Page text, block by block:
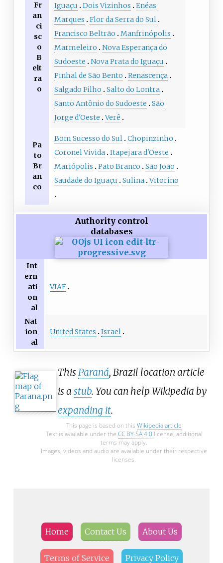
Fr
an
ci
sc
o
B
elt
ra
o
Iguaçu
Dois Vizinhos
Enéas
Marques
Flor da Serra do Sul
Francisco Beltrão
Manfrinópolis
Marmeleiro
Nova Esperança do
Sudoeste
Nova Prata do Iguaçu
Pinhal de São Bento
Renascença
Salgado Filho
Salto do Lontra
Santo Antônio do Sudoeste
São
Jorge d'Oeste Verê
Pa
to
Br
an
co
Bom Sucesso do Sul Chopinzinho
Coronel Vivida Itapejara d'Oeste
Mariópolis
Pato Branco
São João
Saudade do Iguaçu
Sulina Vitorino
Authority control
databases
Int
ern
ati
on
al
VIAF
Nat
ion
al
United States Israel
ThisParaná, Brazil location article
is a stub. You can help Wikipedia by
expanding it.
This page is based on this Wikipedia article
Text is available under the CC BY-SA 4.0license; additional
terms may apply.
Images, videos and audio are available under their respective
licenses.
Home Contact Us About Us
Terms of Service Privacy Policy